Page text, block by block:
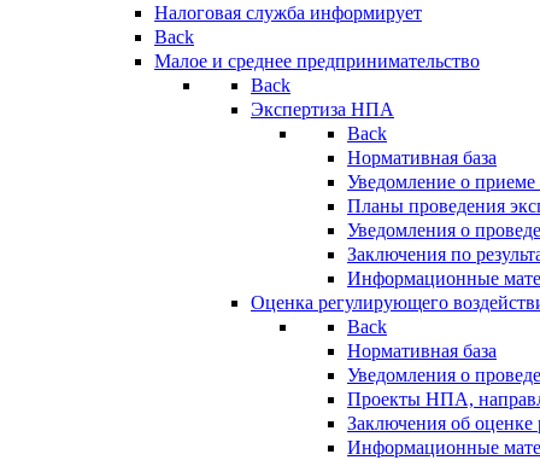
Налоговая служба информирует
Back
Малое и среднее предпринимательство
Back
Экспертиза НПА
Back
Нормативная база
Уведомление о
Планы проведения
Уведомления о
Заключения по
Информационные
Оценка регулирующего
Back
Нормативная база
Уведомления о
Проекты НПА,
Заключения об
Информационные